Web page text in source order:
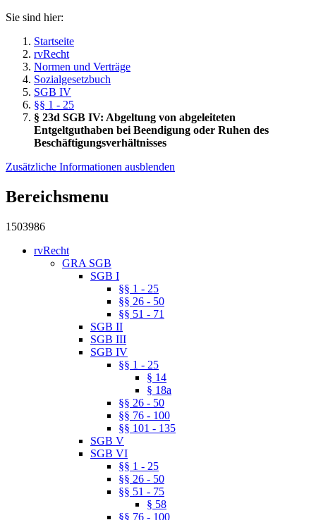
Sie sind hier:
Startseite
rvRecht
Normen und Verträge
Sozialgesetzbuch
SGB IV
§§ 1 - 25
§ 23d SGB IV: Abgeltung von abgeleiteten
Entgeltguthaben bei Beendigung oder Ruhen des
Beschäftigungsverhältnisses
Zusätzliche Informationen ausblenden
Bereichsmenu
1503986
rvRecht
GRA SGB
SGB I
§§ 1 - 25
§§ 26 - 50
§§ 51 - 71
SGB II
SGB III
SGB IV
§§ 1 - 25
§ 14
§ 18a
§§ 26 - 50
§§ 76 - 100
§§ 101 - 135
SGB V
SGB VI
§§ 1 - 25
§§ 26 - 50
§§ 51 - 75
§ 58
§§ 76 - 100